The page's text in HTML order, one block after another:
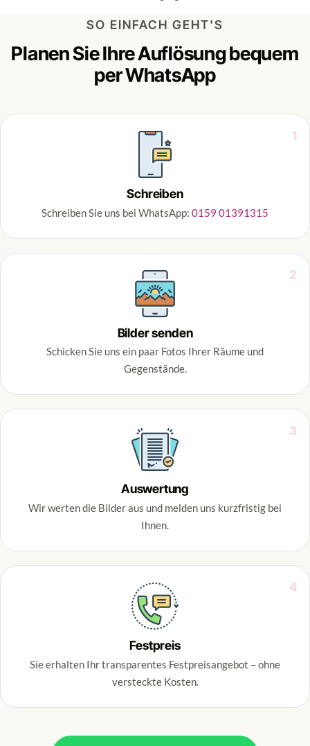
SO EINFACH GEHT'S
Planen Sie Ihre Auflösung bequem
per WhatsApp
1
Schreiben
Schreiben Sie uns bei WhatsApp: 0159 01391315
2
Bilder senden
Schicken Sie uns ein paar Fotos Ihrer Räume und
Gegenstände.
3
Auswertung
Wir werten die Bilder aus und melden uns kurzfristig bei
Ihnen.
4
Festpreis
Sie erhalten Ihr transparentes Festpreisangebot – ohne
versteckte Kosten.